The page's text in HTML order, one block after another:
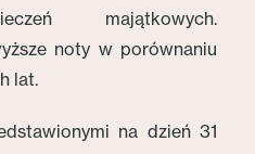
majątkowych.
noty w porównaniu
lat.
na dzień 31